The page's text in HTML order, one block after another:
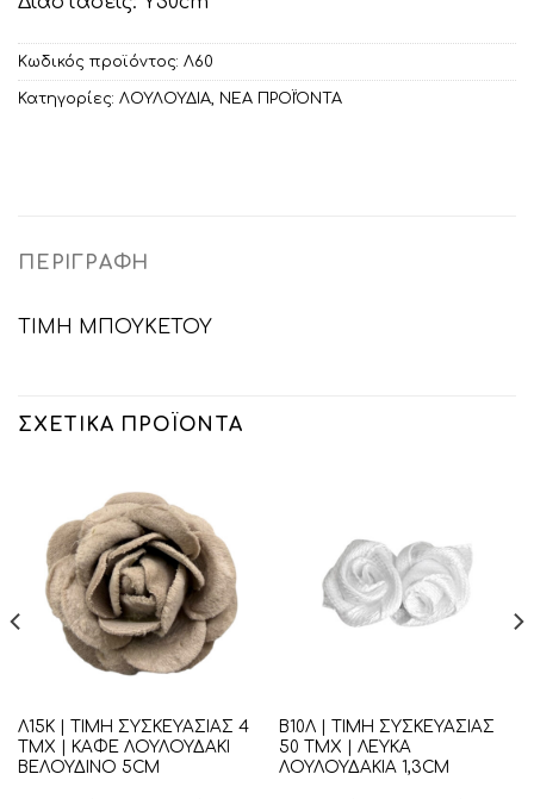
Κωδικός προϊόντος: Λ60
Κατηγορίες: ΛΟΥΛΟΥΔΙΑ, ΝΕΑ ΠΡΟΪΌΝΤΑ
ΠΕΡΙΓΡΑΦΉ
ΤΙΜΗ ΜΠΟΥΚΕΤΟΥ
ΣΧΕΤΙΚΆ ΠΡΟΪΌΝΤΑ
Λ15Κ | ΤΙΜΗ ΣΥΣΚΕΥΑΣΙΑΣ 4
ΤΜΧ | ΚΑΦΕ ΛΟΥΛΟΥΔΑΚΙ
ΒΕΛΟΥΔΙΝΟ 5CM
Β10Λ | ΤΙΜΗ ΣΥΣΚΕΥΑΣΙΑΣ
50 ΤΜΧ | ΛΕΥΚΑ
ΛΟΥΛΟΥΔΑΚΙΑ 1,3CM